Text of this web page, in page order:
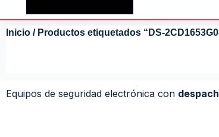
Inicio / Productos etiquetados “DS-
Equipos de seguridad electrónica con